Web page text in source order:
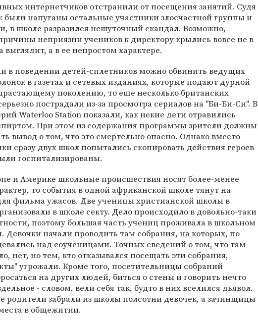
интернетчиков отстранили от посещения занятий. Судя
были напуганы остальные участники злосчастной группы и
в школе разразился нешуточный скандал. Возможно,
неприязни учеников к директору крылись вовсе не в
выглядит, а в ее непростом характере.
в поведении детей-сплетников можно обвинить ведущих
в газетах и сетевых изданиях, которые подают дурной
поколению, то еще несколько британских
пострадали из-за просмотра сериалов на "Би-Би-Си". В
Waterloo Station показали, как некие дети отравились
При этом из содержания программы зрители должны
вывод о том, что это смертельно опасно. Однако вместо
сразу двух школ попытались скопировать действия героев
госпитализированы.
и Америке школьные происшествия носят более-менее
то события в одной африканской школе тянут на
фильма ужасов. Две ученицы христианской школы в
в школе секту. Дело происходило в довольно-таки
поэтому большая часть учениц проживала в школьном
Девочки начали проводить там собрания, на которых, по
над соученицами. Точных сведений о том, что там
нет, но тем, кто отказывался посещать эти собрания,
угрожали. Кроме того, посетительницы собраний
на других людей, биться о стены и говорить нечто
- словом, вели себя так, будто в них вселился дьявол.
родители забрали из школы полсотни девочек, а зачинщицы
в общежитии.